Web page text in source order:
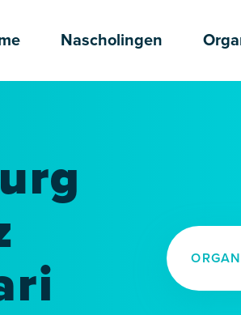
Nascholingen